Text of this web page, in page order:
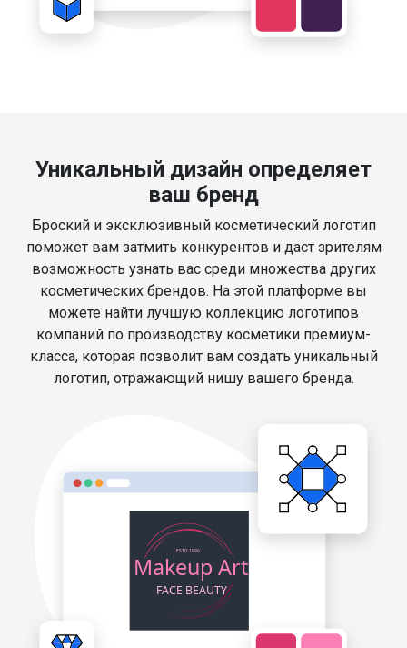
Уникальный дизайн определяет
ваш бренд
Броский и эксклюзивный косметический логотип
поможет вам затмить конкурентов и даст зрителям
возможность узнать вас среди множества других
косметических брендов. На этой платформе вы
можете найти лучшую коллекцию логотипов
компаний по производству косметики премиум-
класса, которая позволит вам создать уникальный
логотип, отражающий нишу вашего бренда.